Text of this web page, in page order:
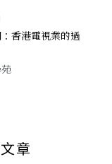
香港電視業的過
章